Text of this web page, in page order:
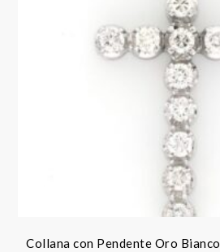
Collana con Pendente Oro Bianco